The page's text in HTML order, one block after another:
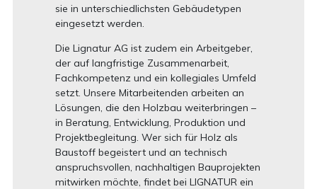
sie in unterschiedlichsten Gebäudetypen
eingesetzt werden.
Die Lignatur AG ist zudem ein Arbeitgeber,
der auf langfristige Zusammenarbeit,
Fachkompetenz und ein kollegiales Umfeld
setzt. Unsere Mitarbeitenden arbeiten an
Lösungen, die den Holzbau weiterbringen –
in Beratung, Entwicklung, Produktion und
Projektbegleitung. Wer sich für Holz als
Baustoff begeistert und an technisch
anspruchsvollen, nachhaltigen Bauprojekten
mitwirken möchte, findet bei LIGNATUR ein